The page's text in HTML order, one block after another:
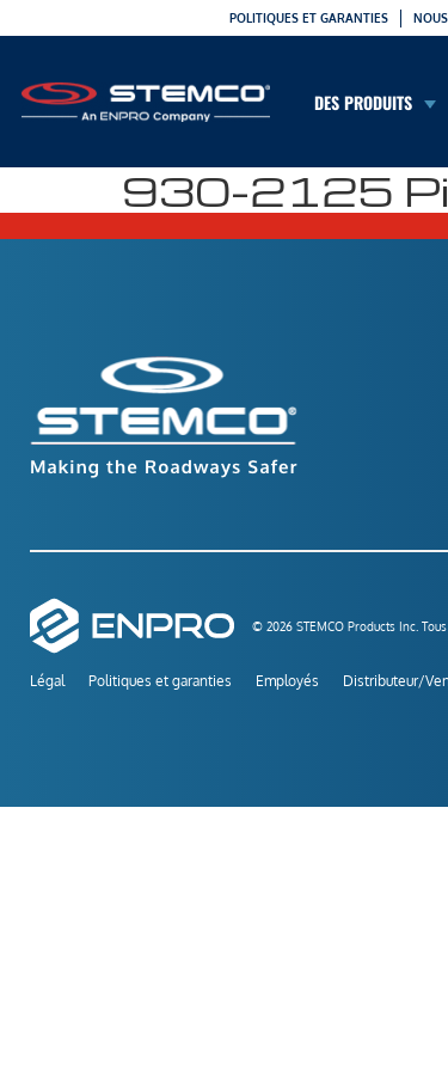
POLITIQUES ET GARANTIES
DES PRODUITS
930-2125
© 2026 STEMCO Products Inc.
Légal Politiques et garanties Employés Distributeur/